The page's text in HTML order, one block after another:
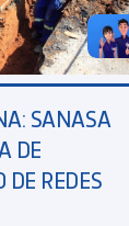
SANASA
DE
DE REDES